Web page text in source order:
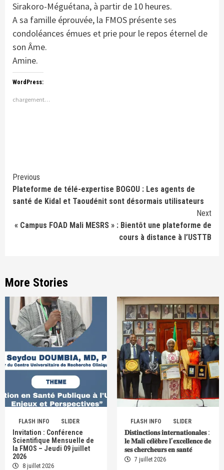
Sirakoro-Méguétana, à partir de 10 heures.
A sa famille éprouvée, la FMOS présente ses
condoléances émues et prie pour le repos éternel de
son Âme.
Amine.
WordPress:
chargement…
Continue
Reading
Previous
Plateforme de télé-expertise BOGOU : Les agents de
santé de Kidal et Taoudénit sont désormais utilisateurs
Next
« Campus FOAD Mali MESRS » : Bientôt une plateforme de
cours à distance à l’USTTB
More Stories
FLASH INFO SLIDER
Invitation : Conférence
Scientifique Mensuelle de
la FMOS – Jeudi 09 juillet
2026
8 juillet 2026
FLASH INFO SLIDER
𝐃𝐢𝐬𝐭𝐢𝐧𝐜𝐭𝐢𝐨𝐧𝐬 𝐢𝐧𝐭𝐞𝐫𝐧𝐚𝐭𝐢𝐨𝐧𝐚𝐥𝐞𝐬 :
𝐥𝐞 𝐌𝐚𝐥𝐢 𝐜𝐞́𝐥𝐞̀𝐛𝐫𝐞 𝐥’𝐞𝐱𝐜𝐞𝐥𝐥𝐞𝐧𝐜𝐞 𝐝𝐞
𝐬𝐞𝐬 𝐜𝐡𝐞𝐫𝐜𝐡𝐞𝐮𝐫𝐬 𝐞𝐧 𝐬𝐚𝐧𝐭𝐞́
7 juillet 2026